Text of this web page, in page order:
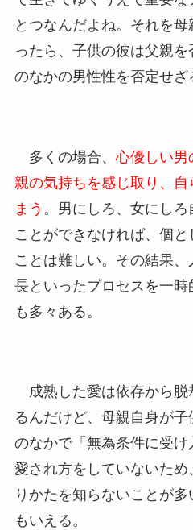
とつなんだよね。それを
ったら、子供の彼は父親
のなかの男性性を否定せざ
多くの場合、心優しい男
親の気持ちを感じ取り、
まう 。男にしろ、女にし
ことができなければ、個
ことは難しい。その結果
長といったプロセスを一時
も多々ある。
成熟した愛は依存から脱
るんだけど、母親自身が
のなかで「無為条件に受け
愛され方をしていないた
りかたを知らないことが
もいえる。